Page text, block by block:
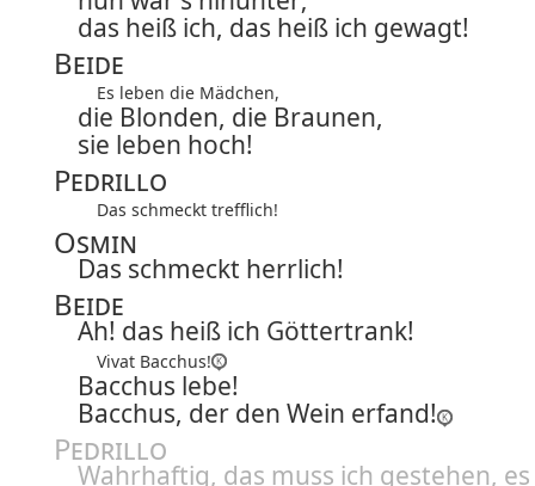
das heiß ich, das heiß ich gewagt!
Beide
Es leben die Mädchen,
die Blonden, die Braunen,
sie leben hoch!
Pedrillo
Das schmeckt trefflich!
Osmin
Das schmeckt herrlich!
Beide
Ah! das heiß ich Göttertrank!
Vivat Bacchus!
Bacchus lebe!
Bacchus, der den Wein erfand!
Pedrillo
Wahrhaftig, das muss ich gestehen,